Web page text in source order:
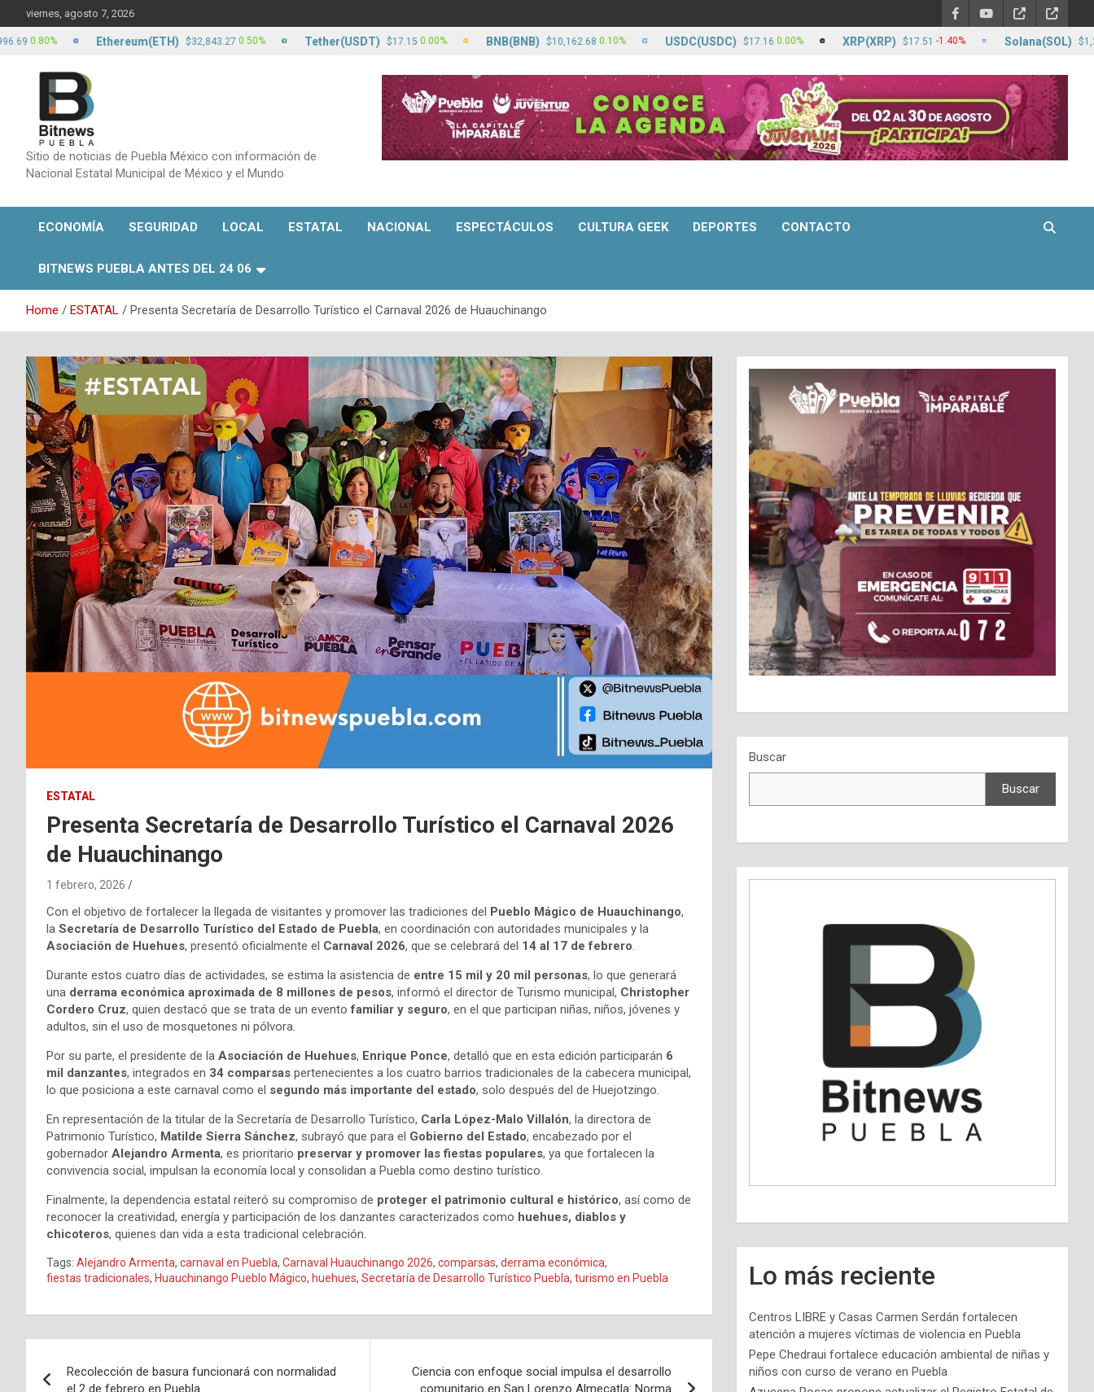
to
content
viernes, agosto 7, 2026
Sitio de noticias de Puebla México con información de
Nacional Estatal Municipal de México y el Mundo
ECONOMÍA SEGURIDAD LOCAL ESTATAL NACIONAL ESPECTÁCULOS CULTURA GEEK DEPORTES CONTACTO
BITNEWS PUEBLA ANTES DEL 24 06
Home ESTATAL Presenta Secretaría de Desarrollo Turístico el Carnaval 2026 de Huauchinango
ESTATAL
Presenta Secretaría de Desarrollo Turístico el Carnaval 2026
de Huauchinango
1 febrero, 2026
Con el objetivo de fortalecer la llegada de visitantes y promover las tradiciones del Pueblo Mágico de Huauchinango,
la Secretaría de Desarrollo Turístico del Estado de Puebla, en coordinación con autoridades municipales y la
Asociación de Huehues, presentó oficialmente el Carnaval 2026, que se celebrará del 14 al 17 de febrero.
Durante estos cuatro días de actividades, se estima la asistencia de entre 15 mil y 20 mil personas, lo que generará
una derrama económica aproximada de 8 millones de pesos, informó el director de Turismo municipal, Christopher
Cordero Cruz, quien destacó que se trata de un eventofamiliar y seguro, en el que participan niñas, niños, jóvenes y
adultos, sin el uso de mosquetones ni pólvora.
Por su parte, el presidente de la Asociación de Huehues, Enrique Ponce, detalló que en esta edición participarán 6
mil danzantes, integrados en 34 comparsas pertenecientes a los cuatro barrios tradicionales de la cabecera municipal,
lo que posiciona a este carnaval como el segundo más importante del estado, solo después del de Huejotzingo.
En representación de la titular de la Secretaría de Desarrollo Turístico, Carla López-Malo Villalón, la directora de
Patrimonio Turístico, Matilde Sierra Sánchez, subrayó que para el Gobierno del Estado, encabezado por el
gobernador Alejandro Armenta, es prioritario preservar y promover las fiestas populares, ya que fortalecen la
convivencia social, impulsan la economía local y consolidan a Puebla como destino turístico.
Finalmente, la dependencia estatal reiteró su compromiso de proteger el patrimonio cultural e histórico, así como de
reconocer la creatividad, energía y participación de los danzantes caracterizados como huehues, diablos y
chicoteros, quienes dan vida a esta tradicional celebración.
Tags: Alejandro Armenta, carnaval en Puebla, Carnaval Huauchinango 2026, comparsas, derrama económica,
fiestas tradicionales, Huauchinango Pueblo Mágico, huehues, Secretaría de Desarrollo Turístico Puebla, turismo en Puebla
Recolección de basura funcionará con normalidad
Ciencia con enfoque social impulsa el desarrollo
Buscar
Buscar
Lo más reciente
Centros LIBRE y Casas Carmen Serdán fortalecen
atención a mujeres víctimas de violencia en Puebla
Pepe Chedraui fortalece educación ambiental de niñas y
niños con curso de verano en Puebla
Ethereum(ETH) $32,843.27 0.50% Tether(USDT) $17.15 0.00% BNB(BNB) $10,162.68 0.10% USDC(USDC) $17.16 0.00% XRP(XRP) $17.51 -1.40% Solana(SOL) $1,263.17